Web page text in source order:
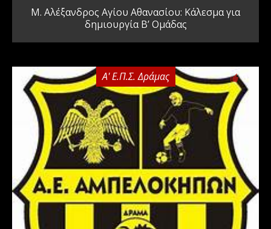
Μ. Αλέξανδρος Αγίου Αθανασίου: Κάλεσμα για
δημιουργία Β’ Ομάδας
Α' Ε.Π.Σ. Δράμας 0